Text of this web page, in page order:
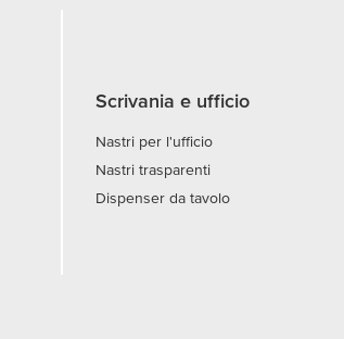
Scrivania e ufficio
Nastri per l'ufficio
Nastri trasparenti
Dispenser da tavolo